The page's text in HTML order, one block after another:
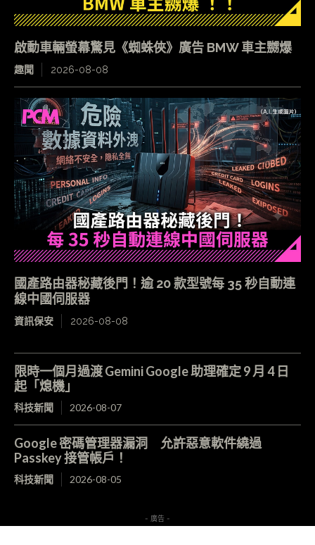
啟動車輛螢幕驚見《蜘蛛俠》廣告 BMW 車主嬲爆
趣聞 2026-08-08
國產路由器秘藏後門！逾 20 款型號每 35 秒自動連
線中國伺服器
資訊保安 2026-08-08
限時一個月過渡 Gemini Google 助理確定 9 月 4 日
起「熄機」
科技新聞 2026-08-07
Google 密碼管理器漏洞 允許惡意軟件繞過
Passkey 接管帳戶！
科技新聞 2026-08-05
- 廣告 -